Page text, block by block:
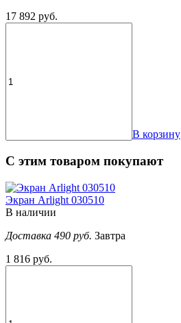
17 892 руб.
В корзину
С этим товаром покупают
Экран Arlight 030510
В наличии
Доставка 490 руб. Завтра
1 816 руб.